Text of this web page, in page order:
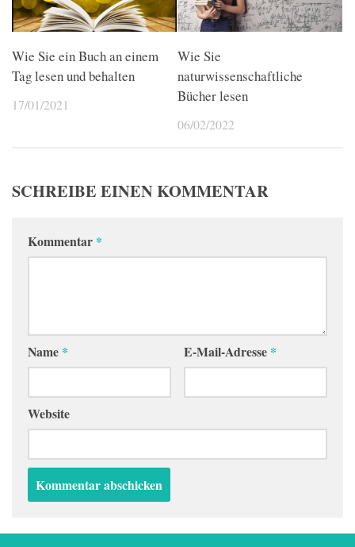
Wie Sie ein Buch an einem
Tag lesen und behalten
17/01/2021
Wie Sie
naturwissenschaftliche
Bücher lesen
06/02/2022
SCHREIBE EINEN KOMMENTAR
Kommentar *
Name * E-Mail-Adresse *
Website